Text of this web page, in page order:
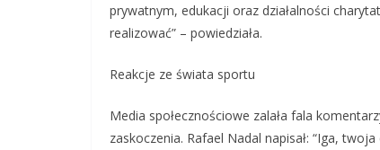
prywatnym, edukacji oraz działalności
realizować” – powiedziała.
Reakcje ze świata sportu
Media społecznościowe zalała fala
zaskoczenia. Rafael Nadal napisał: “Iga,